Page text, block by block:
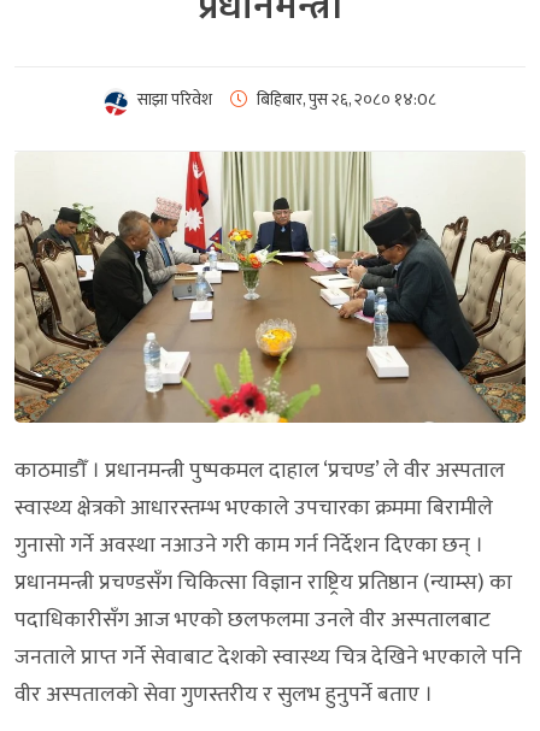
साझा परिवेश बिहिबार, पुस २६, २०८० १४:0८
काठमाडौँ । प्रधानमन्त्री पुष्पकमल दाहाल ‘प्रचण्ड’ ले वीर अस्पताल
स्वास्थ्य क्षेत्रको आधारस्तम्भ भएकाले उपचारका क्रममा बिरामीले
गुनासो गर्ने अवस्था नआउने गरी काम गर्न निर्देशन दिएका छन् ।
प्रधानमन्त्री प्रचण्डसँग चिकित्सा विज्ञान राष्ट्रिय प्रतिष्ठान (न्याम्स) का
पदाधिकारीसँग आज भएको छलफलमा उनले वीर अस्पतालबाट
जनताले प्राप्त गर्ने सेवाबाट देशको स्वास्थ्य चित्र देखिने भएकाले पनि
वीर अस्पतालको सेवा गुणस्तरीय र सुलभ हुनुपर्ने बताए ।